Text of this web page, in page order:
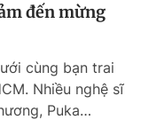
đến mừng
cùng bạn trai
Nhiều nghệ sĩ
Puka…